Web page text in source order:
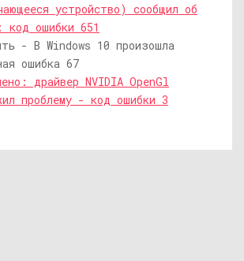
устройство) сообщил об
код ошибки 651
- В Windows 10 произошла
ошибка 67
драйвер NVIDIA OpenGl
проблему - код ошибки 3